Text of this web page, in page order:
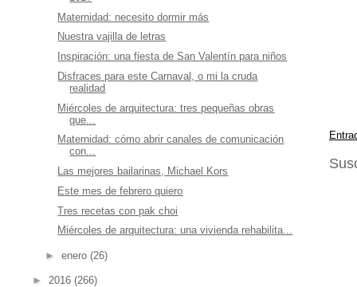
Maternidad: necesito dormir más
Nuestra vajilla de letras
Inspiración: una fiesta de San Valentín para niños
Disfraces para este Carnaval, o mi la cruda
realidad
Miércoles de arquitectura: tres pequeñas obras
que...
Maternidad: cómo abrir canales de comunicación
con...
Las mejores bailarinas, Michael Kors
Este mes de febrero quiero
Tres recetas con pak choi
Miércoles de arquitectura: una vivienda rehabilita...
► enero (26)
► 2016 (266)